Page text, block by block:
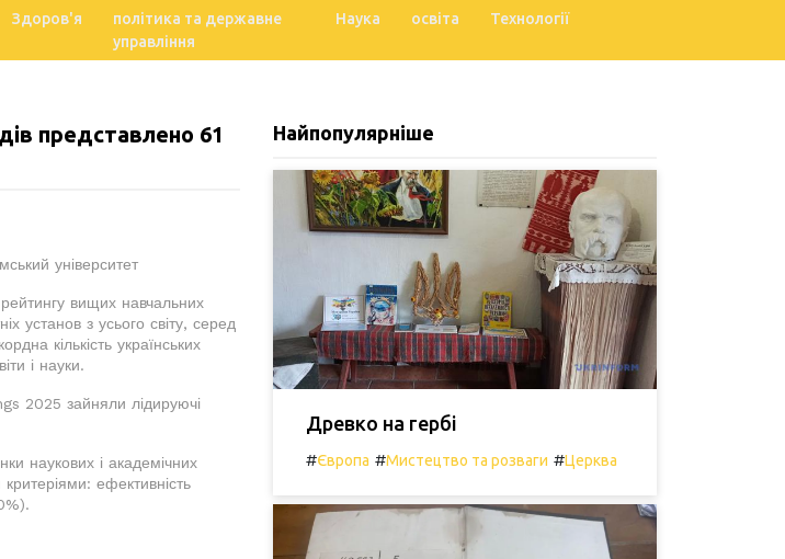
Здоров'я
політика та державне
управління
Наука освіта Технології
представлено 61
університет
вищих навчальних
установ з усього світу, серед
кількість українських
і науки.
2025 зайняли лідируючі
наукових і академічних
ефективність
Найпопулярніше
Древко на гербі
#Європа #Мистецтво та розваги #Церква